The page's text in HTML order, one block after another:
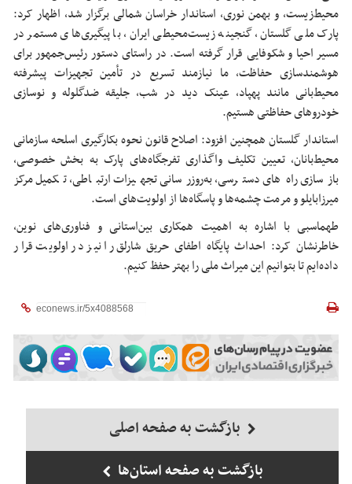
محیط‌زیست، و بهمن نوری، استاندار خراسان شمالی برگزار شد، اظهار کرد:
پارک ملی گلستان، گنجینه زیست‌محیطی ایران، با پیگیری‌های مستمر در
مسیر احیا و شکوفایی قرار گرفته است. در راستای دستور رئیس‌جمهور برای
هوشمندسازی حفاظت، ما نیازمند تسریع در تأمین تجهیزات پیشرفته
محیط‌بانی مانند پهپاد، عینک دید در شب، جلیقه ضدگلوله و نوسازی
خودروهای حفاظتی هستیم.
استاندار گلستان همچنین افزود: اصلاح قانون نحوه بکارگیری اسلحه سازمانی
محیط‌بانان، تعیین تکلیف واگذاری تفرجگاه‌های پارک به بخش خصوصی،
بازسازی راه‌های دسترسی، به‌روزرسانی تجهیزات ارتباطی، تکمیل مرکز
میرزابایلوو مرمت چشمه‌ها و پاسگاه‌ها از اولویت‌های است.
طهماسبی با اشاره به اهمیت همکاری بین‌استانی و فناوری‌های نوین،
خاطرنشان کرد: احداث پایگاه اطفای حریق شارلقرا نیز در اولویت قرار
داده‌ایم تا بتوانیم این میراث ملی را بهتر حفظ کنیم.
بازگشت به صفحه اصلی
بازگشت به صفحه استان‌ها